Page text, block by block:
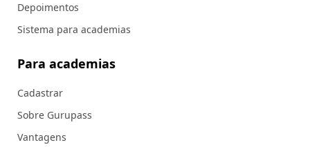
Depoimentos
Sistema para academias
Para academias
Cadastrar
Sobre Gurupass
Vantagens